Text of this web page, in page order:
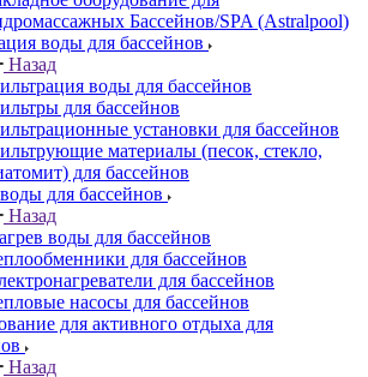
Бассейнов/SPA (Astralpool)
воды для бассейнов
Назад
воды для бассейнов
для бассейнов
установки для бассейнов
материалы (песок, стекло,
для бассейнов
для бассейнов
Назад
воды для бассейнов
для бассейнов
для бассейнов
насосы для бассейнов
для активного отдыха для
Назад